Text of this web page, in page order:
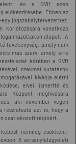
jelenti és a GVH ezen
előkészítésébe. Ebben az
jogszabálytervezethez.
korlátozására vonatkozó
alapult. A
tevékenység, amely nem
más szerv, amely erre
körében a GVH
szakmai kutatások
kívánja elérni
elvei, ismertté és
Központ meghívására
aki november végén
részletezte azt is, hogy a
csatlakozott régióért.
némileg csökkent:
A versenyfelügyeleti